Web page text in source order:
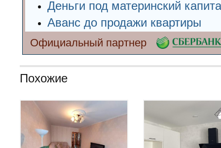
Деньги под материнский
Аванс до продажи квартиры
Официальный партнер
Похожие